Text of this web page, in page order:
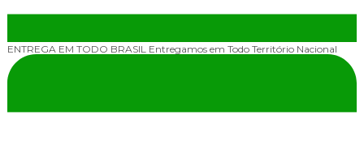
ENTREGA EM TODO BRASIL Entregamos em Todo Território Nacional